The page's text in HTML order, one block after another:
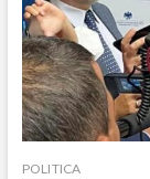
POLITICA